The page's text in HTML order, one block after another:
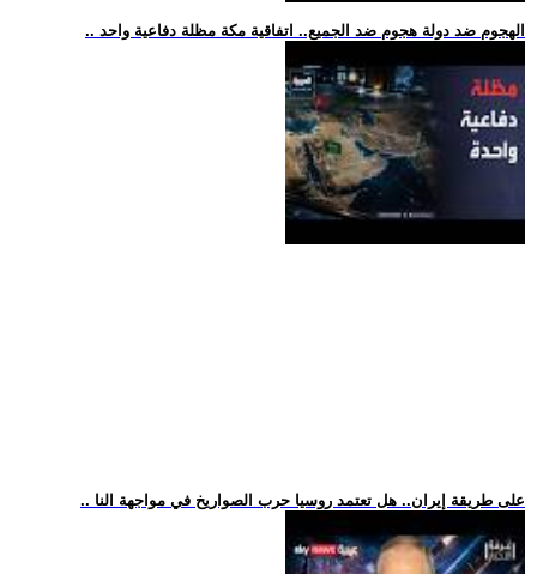
.. الهجوم ضد دولة هجوم ضد الجميع.. اتفاقية مكة مظلة دفاعية واحد
.. على طريقة إيران.. هل تعتمد روسيا حرب الصواريخ في مواجهة النا